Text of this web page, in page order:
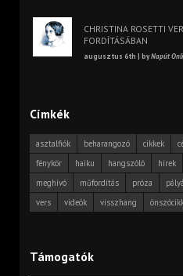
CHRISTINA ROSETTI
FORDÍTÁSÁBAN
augusztus 6th | byNapút
Címkék
asztalfiók beharangozó cikkek
fénykör
haiku hangszóló hírek
meghívó
műfordítás próza
vers
videók visszhang
Támogatók